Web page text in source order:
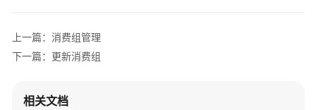
场
码
上一篇：消费组管理
下一篇：更新消费组
相关文档